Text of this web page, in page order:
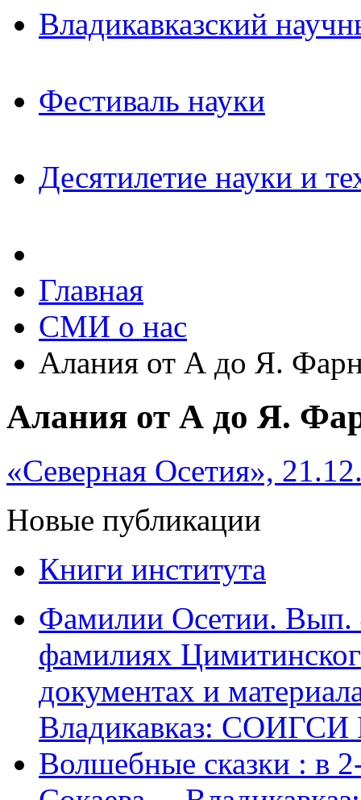
Владикавказский
Фестиваль науки
Десятилетие науки и
Главная
СМИ о нас
Алания от А до Я.
Алания от А до Я.
«Северная Осетия»,
Новые публикации
Книги института
Фамилии Осетии. Вып.
фамилиях
документах и
Владикавказ:
Волшебные сказки : в